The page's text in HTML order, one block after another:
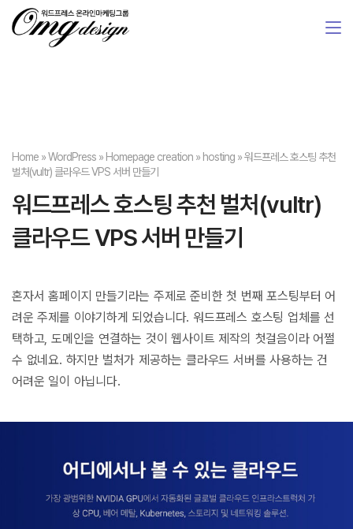
Home »WordPress » Homepage creation » hosting »워드프레스 호스팅 추천
벌처(vultr) 클라우드 VPS 서버 만들기
워드프레스 호스팅 추천 벌처(vultr)
클라우드 VPS 서버 만들기
혼자서 홈페이지 만들기라는 주제로 준비한 첫 번째 포스팅부터 어
려운 주제를 이야기하게 되었습니다. 워드프레스 호스팅 업체를 선
택하고, 도메인을 연결하는 것이 웹사이트 제작의 첫걸음이라 어쩔
수 없네요. 하지만 벌처가 제공하는 클라우드 서버를 사용하는 건
어려운 일이 아닙니다.